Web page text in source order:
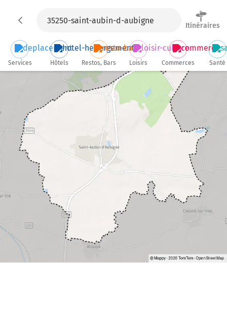
Itinéraires
Services Hôtels Restos, Bars Loisirs Commerces Santé